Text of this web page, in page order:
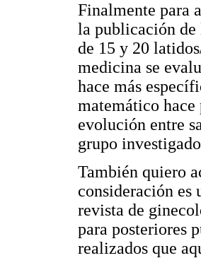
Finalmente para
la publicación de
de 15 y 20
medicina se
hace más
matemático
evolución entre
grupo
También quiero
consideración es
revista de
para posteriores
realizados que